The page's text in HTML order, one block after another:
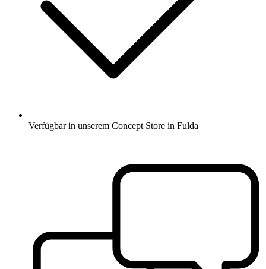
Verfügbar in unserem Concept Store in Fulda